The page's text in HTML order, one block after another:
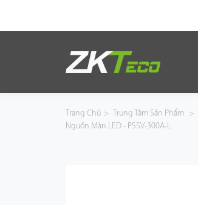
Kiểm Soát Lối Vào Thông Minh
Trang Chủ > Trung Tâm Sản Phẩm >
Nguồn Màn LED - PS5V-300A-L